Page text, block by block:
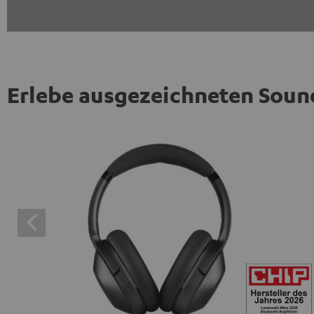
Erlebe ausgezeichneten